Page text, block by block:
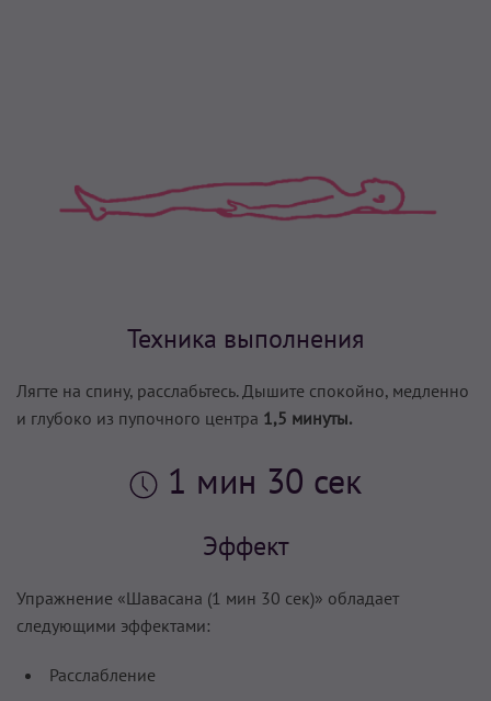
Техника выполнения
Лягте на спину, расслабьтесь. Дышите спокойно, медленно
и глубоко из пупочного центра 1,5 минуты.
1 мин 30 сек
Эффект
Упражнение «Шавасана (1 мин 30 сек)» обладает
следующими эффектами:
Расслабление